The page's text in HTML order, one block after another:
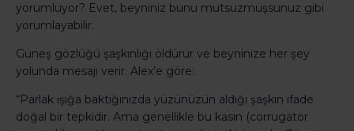
yorumluyor? Evet, beyniniz bunu mutsuzmuşsunuz gibi
yorumlayabilir.
Güneş gözlüğü şaşkınlığı öldürür ve beyninize her şey
yolunda mesajı verir. Alex’e göre:
“Parlak ışığa baktığınızda yüzünüzün aldığı şaşkın ifade
doğal bir tepkidir. Ama genellikle bu kasın (corrugator